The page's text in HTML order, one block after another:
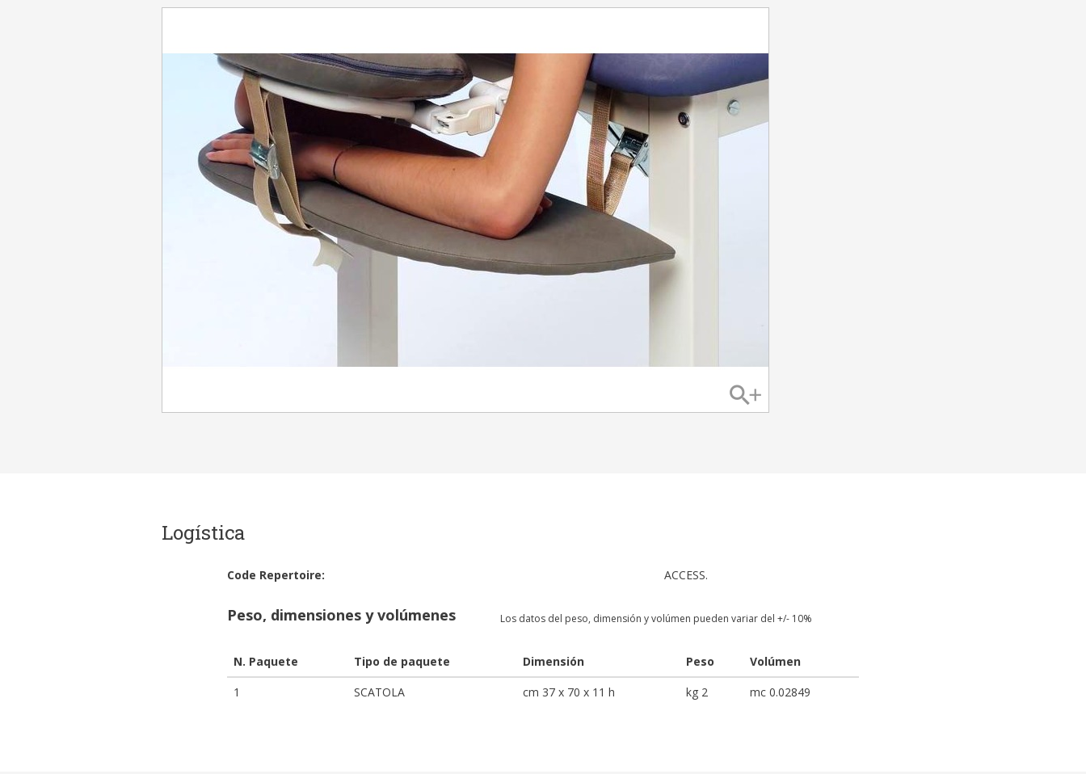
Logística
Code Repertoire: ACCESS.
Peso, dimensiones y volúmenes Los datos del peso, dimensión y volúmen pueden variar del +/- 10%
N. Paquete Tipo de paquete Dimensión Peso
Volúmen
1
SCATOLA cm 37 x 70 x 11 h kg 2 mc 0.02849